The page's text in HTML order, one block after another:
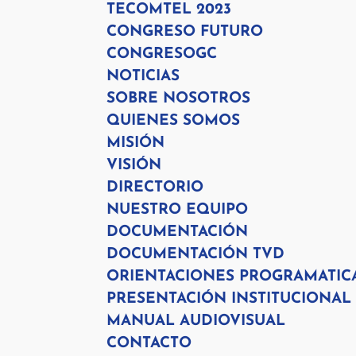
TECOMTEL 2023
CONGRESO FUTURO
CONGRESOGC
NOTICIAS
SOBRE NOSOTROS
QUIENES SOMOS
MISIÓN
VISIÓN
DIRECTORIO
NUESTRO EQUIPO
DOCUMENTACIÓN
DOCUMENTACIÓN TVD
ORIENTACIONES
PRESENTACIÓN INSTITUCIONAL
MANUAL AUDIOVISUAL
CONTACTO